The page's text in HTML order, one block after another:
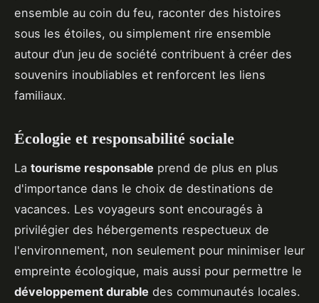
ensemble au coin du feu, raconter des histoires
sous les étoiles, ou simplement rire ensemble
autour d’un jeu de société contribuent à créer des
souvenirs inoubliables et renforcent les liens
familiaux.
Écologie et responsabilité sociale
La tourisme responsable prend de plus en plus
d'importance dans le choix de destinations de
vacances. Les voyageurs sont encouragés à
privilégier des hébergements respectueux de
l'environnement, non seulement pour minimiser leur
empreinte écologique, mais aussi pour permettre le
développement durable des communautés locales.